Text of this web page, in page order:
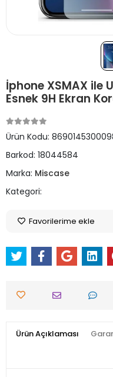
İphone XSMAX ile
Esnek 9H Ekran
Ürün Kodu:
Barkod: 18044584
Marka: Miscase
Kategori:
Favorilerime ekle
Ürün Açıklaması